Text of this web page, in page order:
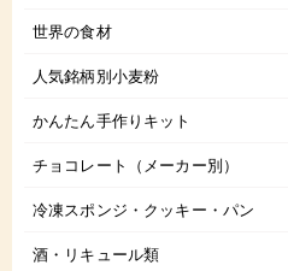
世界の食材
人気銘柄別小麦粉
かんたん手作りキット
チョコレート（メーカー別）
冷凍スポンジ・クッキー・パン
酒・リキュール類